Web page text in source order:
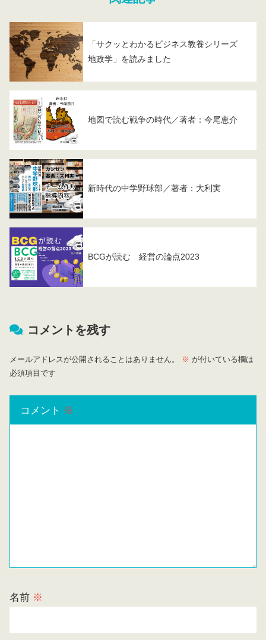
「サクッとわかるビジネス教養シリーズ
地政学」を読みました
地図で読む戦争の時代／著者：今尾恵介
新時代の中学野球部／著者：大利実
BCGが読む 経営の論点2023
コメントを残す
メールアドレスが公開されることはありません。 ※ が付いている欄は
必須項目です
コメント ※
名前 ※